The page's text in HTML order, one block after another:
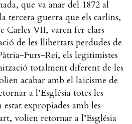
que va anar del 1872 al
tercera guerra que els carlins,
Carles VII, varen fer clars
de les llibertats perdudes de
Furs-Rei, els legitimistes
totalment diferent de les
acabar amb el laïcisme de
a l’Església totes les
expropiades amb les
volien retornar a l’Església